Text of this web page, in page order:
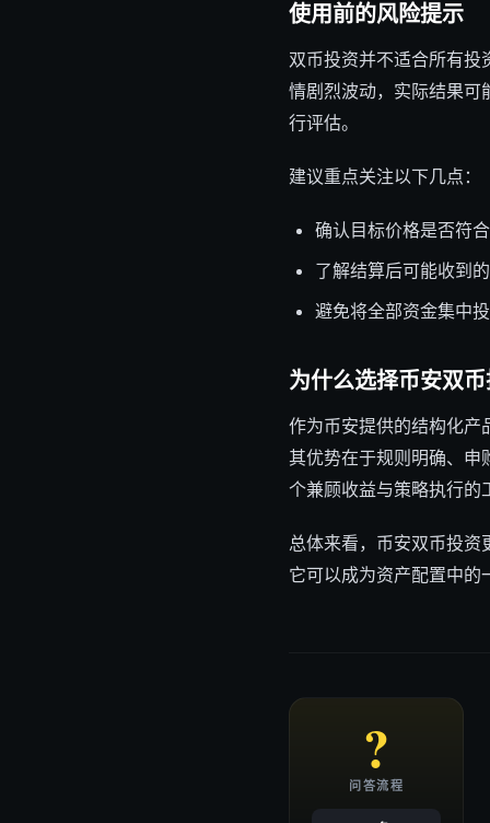
使用前的风险提示
双币投资并不适合所有
情剧烈波动，实际结果可
行评估。
建议重点关注以下几点：
确认目标价格是否符
了解结算后可能收到
避免将全部资金集中
为什么选择币安双
作为币安提供的结构化产
其优势在于规则明确、申
个兼顾收益与策略执行的
总体来看，币安双币投资
它可以成为资产配置中的
?
问答流程